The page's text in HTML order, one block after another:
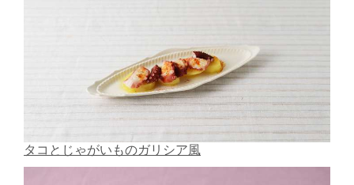
タコとじゃがいものガリシア風